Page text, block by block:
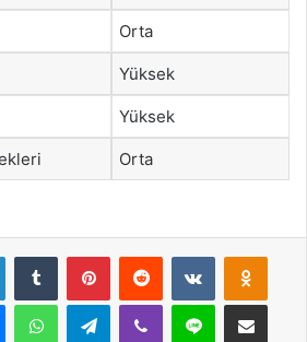
Orta
Yüksek
Yüksek
Orta
LinkedInTumblr PinterestReddit VKontakte
MessengerWhatsAppTelegramViber Line E-Posta ile